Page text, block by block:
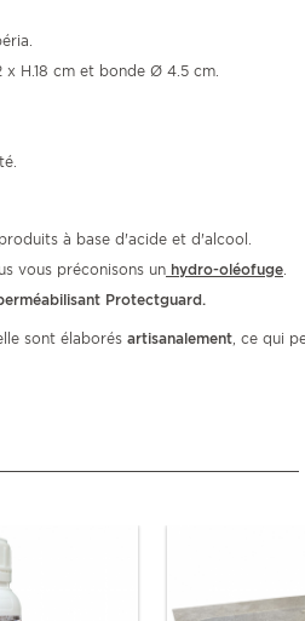
x H.18 cm et bonde Ø 4.5 cm.
à base d'acide et d'alcool.
vous préconisons un hydro-oléofuge.
Protectguard.
sont élaborés artisanalement, ce qui